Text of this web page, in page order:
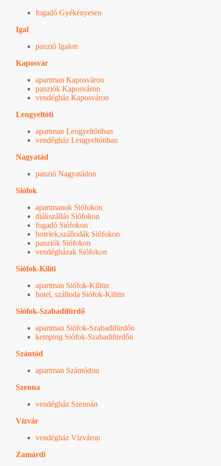
fogadó Gyékényesen
Igal
panzió Igalon
Kaposvár
apartman Kaposváron
panziók Kaposváron
vendégház Kaposváron
Lengyeltóti
apartman Lengyeltótiban
vendégház Lengyeltótiban
Nagyatád
panzió Nagyatádon
Siófok
apartmanok Siófokon
diákszállás Siófokon
fogadó Siófokon
hotelek,szállodák Siófokon
panziók Siófokon
vendégházak Siófokon
Siófok-Kiliti
apartman Siófok-Kilitin
hotel, szálloda Siófok-Kilitin
Siófok-Szabadifürdő
apartman Siófok-Szabadifürdőn
kemping Siófok-Szabadifürdőn
Szántód
apartman Szántódon
Szenna
vendégház Szennán
Vízvár
vendégház Vízváron
Zamárdi